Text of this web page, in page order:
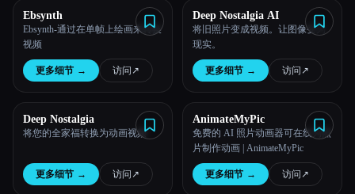
博客
比较工具
所有分类
Ebsynth
Ebsynth-通过在单帧上绘画来转换
视频
更多细节 → 访问 ↗︎
Deep Nostalgia AI
将旧照片变成视频。让图像变为
现实。
更多细节 → 访问 ↗︎
Deep Nostalgia
将您的全家福转换为动画视频
更多细节 → 访问 ↗︎
AnimateMyPic
免费的 AI 照片动画器可在线为照
片制作动画 | AnimateMyPic
更多细节 → 访问 ↗︎